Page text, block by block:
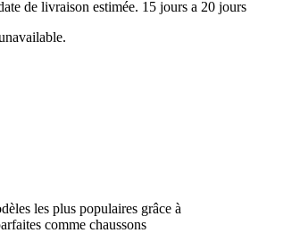
de livraison estimée. 15 jours a 20 jours
les plus populaires grâce à
comme chaussons